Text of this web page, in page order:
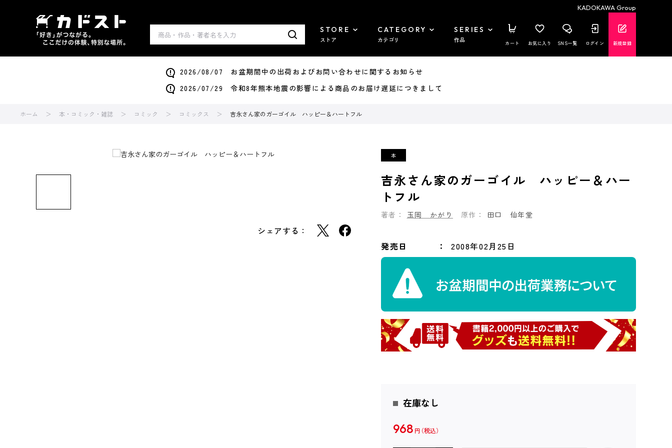
KADOKAWA Group
STORE
ストア
CATEGORY
カテゴリ
SERIES
作品 カート お気に入り SNS一覧 ログイン 新規登録
2026/08/07 お盆期間中の出荷およびお問い合わせに関するお知らせ
2026/07/29 令和8年熊本地震の影響による商品のお届け遅延につきまして
ホーム 本・コミック・雑誌 コミック コミックス 吉永さん家のガーゴイル ハッピー＆ハートフル
シェアする：
吉永さん家のガーゴイル ハッピー＆ハー
トフル
著者： 玉岡 かがり 原作： 田口 仙年堂
発売日 2008年02月25日
在庫なし
968 円